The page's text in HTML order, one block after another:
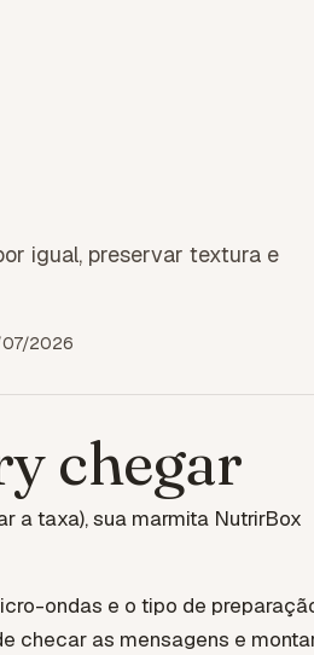
igual, preservar textura e
2026
chegar
a taxa), sua marmita NutrirBox
ondas e o tipo de
checar as mensagens e